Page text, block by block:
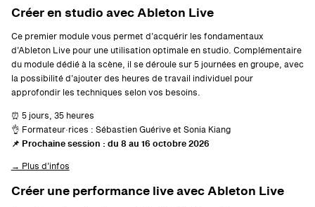
Créer en studio avec Ableton Live
Ce premier module vous permet d’acquérir les fondamentaux
d’Ableton Live pour une utilisation optimale en studio. Complémentaire
du module dédié à la scène, il se déroule sur 5 journées en groupe, avec
la possibilité d’ajouter des heures de travail individuel pour
approfondir les techniques selon vos besoins.
⏰ 5 jours, 35 heures
👌 Formateur·rices : Sébastien Guérive et Sonia Kiang
📌 Prochaine session : du 8 au 16 octobre 2026
→ Plus d’infos
Créer une performance live avec Ableton Live